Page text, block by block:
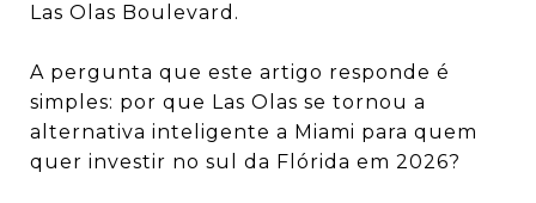
Las Olas Boulevard.
A pergunta que este artigo responde é
simples: por que Las Olas se tornou a
alternativa inteligente a Miami para quem
quer investir no sul da Flórida em 2026?